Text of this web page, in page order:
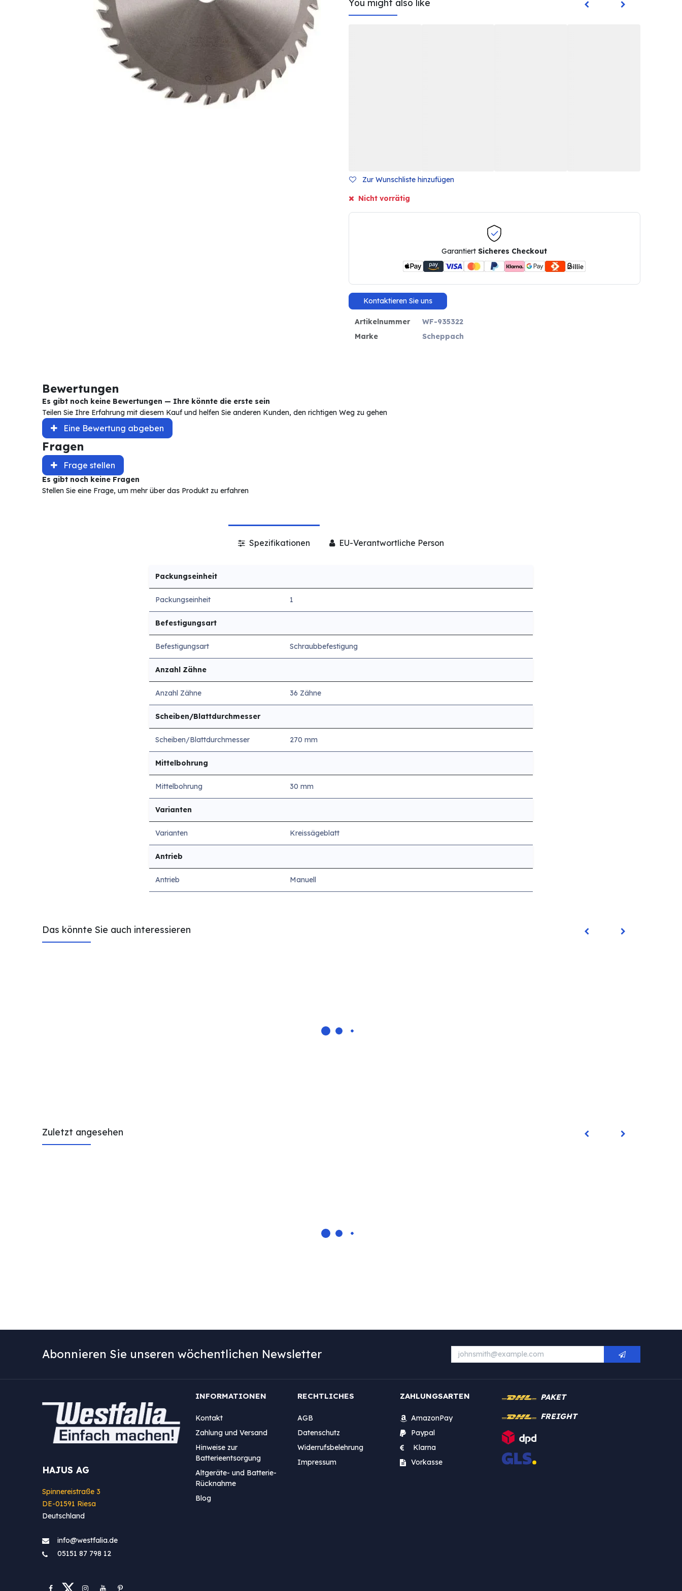
You might also like
Zur Wunschliste hinzufügen
Nicht vorrätig
GarantiertSicheres Checkout
Kontaktieren Sie uns
Artikelnummer
WF-935322
Marke
Scheppach
Bewertungen
Es gibt noch keine Bewertungen — Ihre könnte die erste sein
Teilen Sie Ihre Erfahrung mit diesem Kauf und helfen Sie anderen Kunden, den richtigen Weg zu gehen
Eine Bewertung abgeben
Fragen
Frage stellen
Es gibt noch keine Fragen
Stellen Sie eine Frage, um mehr über das Produkt zu erfahren
Spezifikationen EU-Verantwortliche Person
Packungseinheit
Packungseinheit 1
Befestigungsart
Befestigungsart Schraubbefestigung
Anzahl Zähne
Anzahl Zähne 36 Zähne
Scheiben/Blattdurchmesser
Scheiben/Blattdurchmesser 270 mm
Mittelbohrung
Mittelbohrung 30 mm
Varianten
Varianten Kreissägeblatt
Antrieb
Antrieb Manuell
Das könnte Sie auch interessieren
Zuletzt angesehen
Abonnieren Sie unseren wöchentlichen Newsletter
HAJUS AG
Spinnereistraße 3
DE-01591 Riesa
Deutschland
info@westfa​lia.de
05151 87 798 12
INFORMATIONEN
Kontakt
Zahlung und Versand
Hinweise zur
Batterieentsorgung
Altgeräte- und Batterie-
Rücknahme
Blog
RECHTLICHES
AGB
Datenschutz
Widerrufsbelehrung
Impressum
ZAHLUNGSARTEN
AmazonPay
Paypal
Klarna
Vorkasse
PAKET
FREIGHT